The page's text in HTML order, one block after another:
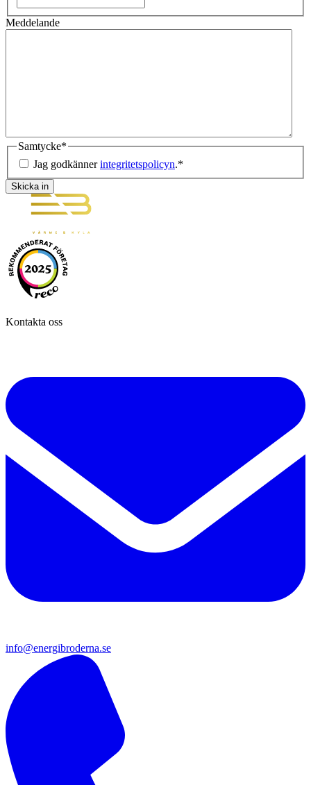
Meddelande
Samtycke*
Jag godkännerintegritetspolicyn.*
Skicka in
Kontakta oss
info@energibroderna.se